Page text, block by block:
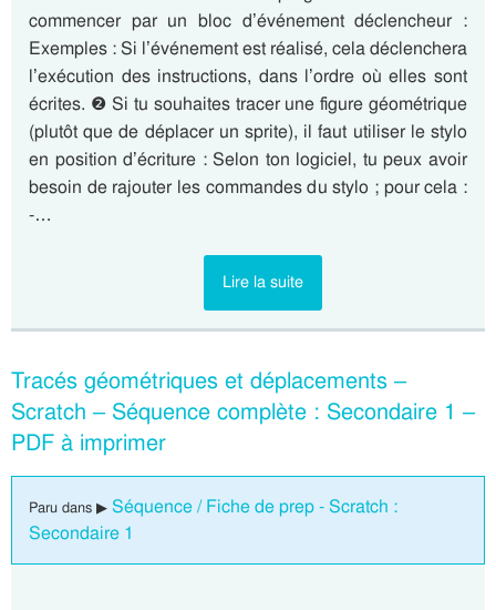
commencer par un bloc d’événement déclencheur :
Exemples : Si l’événement est réalisé, cela déclenchera
l’exécution des instructions, dans l’ordre où elles sont
écrites. ❷ Si tu souhaites tracer une figure géométrique
(plutôt que de déplacer un sprite), il faut utiliser le stylo
en position d’écriture : Selon ton logiciel, tu peux avoir
besoin de rajouter les commandes du stylo ; pour cela :
-…
Lire la suite
Tracés géométriques et déplacements –
Scratch – Séquence complète : Secondaire 1 –
PDF à imprimer
Paru dans ▶ Séquence / Fiche de prep - Scratch :
Secondaire 1